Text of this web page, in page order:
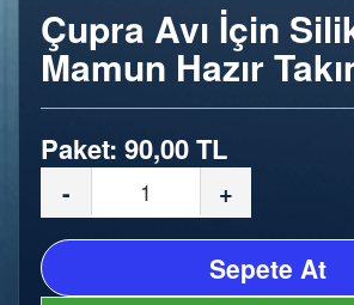
Çupra Avı İçin
Mamun Hazır
Paket: 90,00 TL
- +
Sepete At